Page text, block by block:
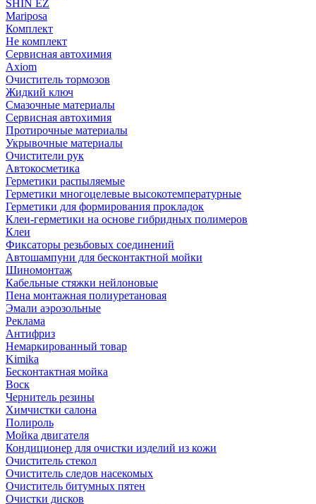
SHIN EZ
Mariposa
Комплект
Не комплект
Сервисная автохимия
Axiom
Очиститель тормозов
Жидкий ключ
Смазочные материалы
Сервисная автохимия
Протирочные материалы
Укрывочные материалы
Очистители рук
Автокосметика
Герметики распыляемые
Герметики многоцелевые высокотемпературные
Герметики для формирования прокладок
Клеи-герметики на основе гибридных полимеров
Клеи
Фиксаторы резьбовых соединений
Автошампуни для бесконтактной мойки
Шиномонтаж
Кабельные стяжки нейлоновые
Пена монтажная полиуретановая
Эмали аэрозольные
Реклама
Антифриз
Немаркированный товар
Kimika
Бесконтактная мойка
Воск
Чернитель резины
Химчистки салона
Полироль
Мойка двигателя
Кондиционер для очистки изделий из кожи
Очиститель стекол
Очиститель следов насекомых
Очиститель битумных пятен
Очистки дисков